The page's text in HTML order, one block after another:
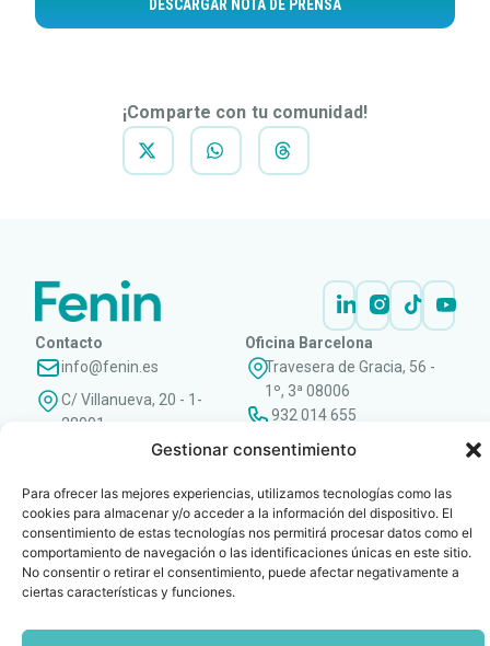
Gestionar consentimiento
Para ofrecer las mejores experiencias, utilizamos tecnologías como las
cookies para almacenar y/o acceder a la información del dispositivo. El
consentimiento de estas tecnologías nos permitirá procesar datos como el
comportamiento de navegación o las identificaciones únicas en este sitio.
No consentir o retirar el consentimiento, puede afectar negativamente a
ciertas características y funciones.
DESCARGAR NOTA DE PRENSA
¡Comparte con tu comunidad!
Contacto
info@fenin.es
C/ Villanueva, 20 - 1-
28001
Oficina Barcelona
Travesera de Gracia, 56 -
1º, 3ª 08006
932 014 655
Todos los derechos
reservados
de
privacidad
legalde
denuncias)
y